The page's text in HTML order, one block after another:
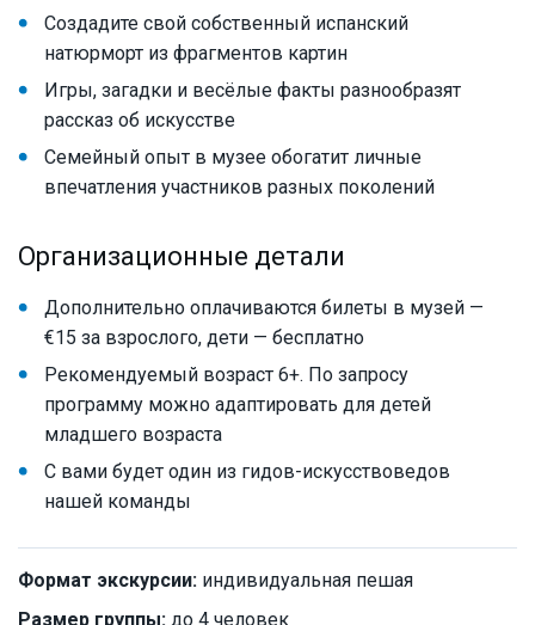
Создадите свой собственный испанский
натюрморт из фрагментов картин
Игры, загадки и весёлые факты разнообразят
рассказ об искусстве
Семейный опыт в музее обогатит личные
впечатления участников разных поколений
Организационные детали
Дополнительно оплачиваются билеты в музей —
€15 за взрослого, дети — бесплатно
Рекомендуемый возраст 6+. По запросу
программу можно адаптировать для детей
младшего возраста
С вами будет один из гидов-искусствоведов
нашей команды
Формат экскурсии: индивидуальная пешая
Размер группы: до 4 человек